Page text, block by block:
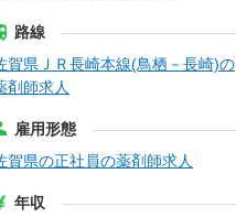
路線
賀県ＪＲ長崎本線(鳥栖－長崎)の
剤師求人
雇用形態
賀県の正社員の薬剤師求人
年収